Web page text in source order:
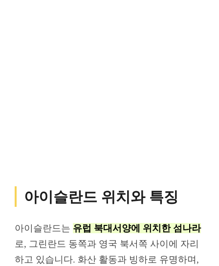
아이슬란드 위치와 특징
아이슬란드는 유럽 북대서양에 위치한 섬나라
로, 그린란드 동쪽과 영국 북서쪽 사이에 자리
하고 있습니다. 화산 활동과 빙하로 유명하며,